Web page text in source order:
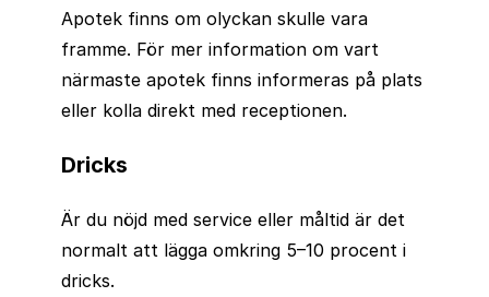
Apotek finns om olyckan skulle vara
framme. För mer information om vart
närmaste apotek finns informeras på plats
eller kolla direkt med receptionen.
Dricks
Är du nöjd med service eller måltid är det
normalt att lägga omkring 5–10 procent i
dricks.